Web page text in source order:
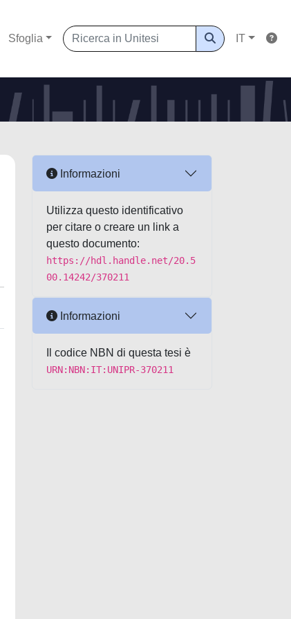
Sfoglia IT
Informazioni
Utilizza questo identificativo
per citare o creare un link a
questo documento:
https://hdl.handle.net/20.5
00.14242/370211
Informazioni
Il codice NBN di questa tesi è
URN:NBN:IT:UNIPR-370211